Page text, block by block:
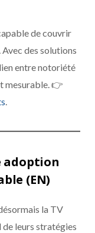
de couvrir
des solutions
entre notoriété
mesurable. 👉
.
adoption
(EN)
la TV
leurs stratégies